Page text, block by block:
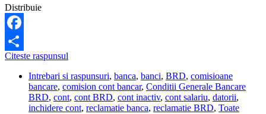
Distribuie
Facebook
Share
Citeste raspunsul
restant
la
BRD
din
Intrebari si raspunsuri, banca, banci, BRD, comisioane
bancare, comision cont bancar, Conditii Generale Bancare
BRD, cont, cont BRD, cont inactiv, cont salariu, datorii,
inchidere cont, reclamatie banca, reclamatie BRD, Toate